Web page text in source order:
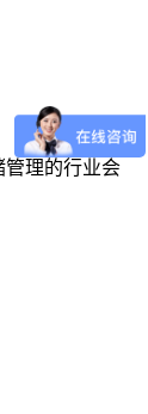
管理的行业会